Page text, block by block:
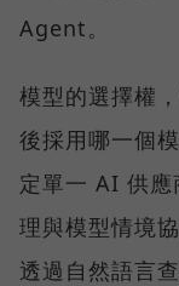
Agent。
模型的選擇權
後採用哪一個
定單一 AI 供
理與模型情境
透過自然語言